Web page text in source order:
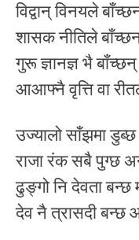
विद्वान् विनयले
शासक नीतिले
गुरू ज्ञानज्ञ भै
आआफ्नै वृत्ति वा
उज्यालो साँझमा
राजा रंक सबै पुग्छ
ढुङ्गो नि देवता
देव नै त्रासदी बन्छ